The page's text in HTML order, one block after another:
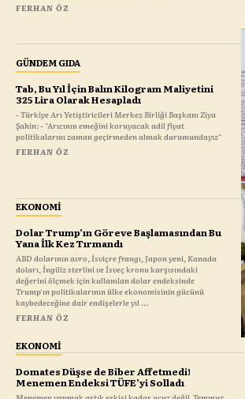
FERHAN ÖZ
GÜNDEM GIDA
Tab, Bu Yıl İçin Balın Kilogram Maliyetini
325 Lira Olarak Hesapladı
- Türkiye Arı Yetiştiricileri Merkez Birliği Başkanı Ziya
Şahin: - "Arıcının emeğini koruyacak adil fiyat
politikalarını zaman geçirmeden almak durumundayız"
FERHAN ÖZ
EKONOMI
Dolar Trump’ın Göreve Başlamasından Bu
Yana İlk Kez Tırmandı
ABD dolarının avro, İsviçre frangı, Japon yeni, Kanada
doları, İngiliz sterlini ve İsveç kronu karşısındaki
değerini ölçmek için kullanılan dolar endeksinde
Trump'ın politikalarının ülke ekonomisinin gücünü
kaybedeceğine dair endişelerle yıl ...
FERHAN ÖZ
EKONOMI
Domates Düşse de Biber Affetmedi!
Menemen Endeksi TÜFE’yi Solladı